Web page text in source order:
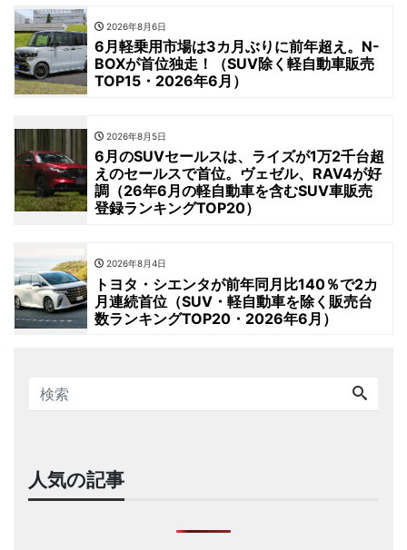
2026年8月6日
6月軽乗用市場は3カ月ぶりに前年超え。N-
BOXが首位独走！（SUV除く軽自動車販売
TOP15・2026年6月）
2026年8月5日
6月のSUVセールスは、ライズが1万2千台超
えのセールスで首位。ヴェゼル、RAV4が好
調（26年6月の軽自動車を含むSUV車販売
登録ランキングTOP20）
2026年8月4日
トヨタ・シエンタが前年同月比140％で2カ
月連続首位（SUV・軽自動車を除く販売台
数ランキングTOP20・2026年6月）
人気の記事